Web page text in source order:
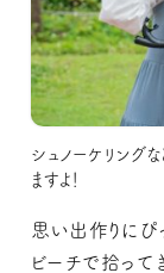
シュノーケリング
ますよ！
思い出作りにぴ
ビーチで拾って